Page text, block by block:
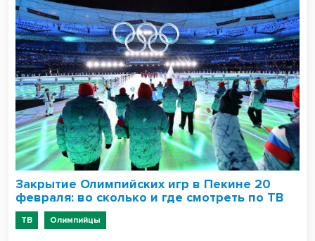
Закрытие Олимпийских игр в Пекине 20
февраля: во сколько и где смотреть по ТВ
ТВ Олимпийцы